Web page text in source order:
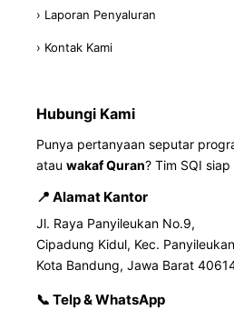
› Laporan Penyaluran
› Kontak Kami
Hubungi Kami
Punya pertanyaan seputar
atau wakaf Quran? Tim SQI
📍 Alamat Kantor
Jl. Raya Panyileukan No.9,
Cipadung Kidul, Kec.
Kota Bandung, Jawa Barat
📞 Telp & WhatsApp